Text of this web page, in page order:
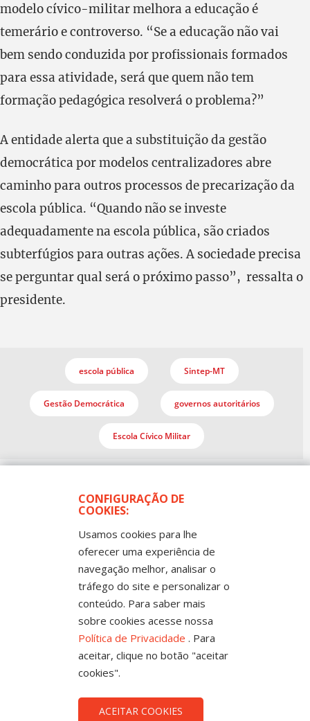
CONFIGURAÇÃO DE
COOKIES:
Usamos cookies para lhe
oferecer uma experiência de
navegação melhor, analisar o
tráfego do site e personalizar o
conteúdo. Para saber mais
sobre cookies acesse nossa
Política de Privacidade . Para
aceitar, clique no botão "aceitar
cookies".
ACEITAR COOKIES
modelo cívico-militar melhora a educação é
temerário e controverso. “Se a educação não vai
bem sendo conduzida por profissionais formados
para essa atividade, será que quem não tem
formação pedagógica resolverá o problema?”
A entidade alerta que a substituição da gestão
democrática por modelos centralizadores abre
caminho para outros processos de precarização da
escola pública. “Quando não se investe
adequadamente na escola pública, são criados
subterfúgios para outras ações. A sociedade precisa
se perguntar qual será o próximo passo”, ressalta o
presidente.
escola pública Sintep-MT
Gestão Democrática governos autoritários
Escola Cívico Militar
Sintep-MT - Sindicato dos Trabalhadores no Ensino
Público de Mato Grosso
Rua Mestre João Guimarães, 102 -
Bandeirantes - Cuiabá-MT CEP 78010-170 |
Fone: (65) 3317-4300 - 0800 654343 - Fax: 3317
4327